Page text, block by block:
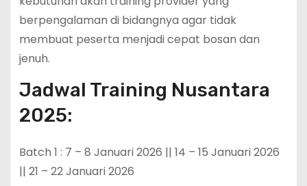
berpengalaman di bidangnya agar tidak
membuat peserta menjadi cepat bosan dan
jenuh.
Jadwal Training Nusantara
2025:
Batch 1 : 7 – 8 Januari 2026 || 14 – 15 Januari 2026
|| 21 – 22 Januari 2026